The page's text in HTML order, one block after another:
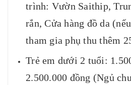
trình: Vườn Saithip,
rắn, Cửa hàng đồ da
tham gia phụ thu thêm
Trẻ em dưới 2 tuổi:
2.500.000 đồng (Ngủ